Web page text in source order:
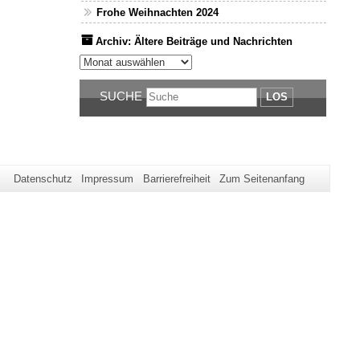
Frohe Weihnachten 2024
Archiv: Ältere Beiträge und Nachrichten
Archiv: Ältere Beiträge und Nachrichten
SUCHE LOS
Datenschutz Impressum Barrierefreiheit Zum Seitenanfang